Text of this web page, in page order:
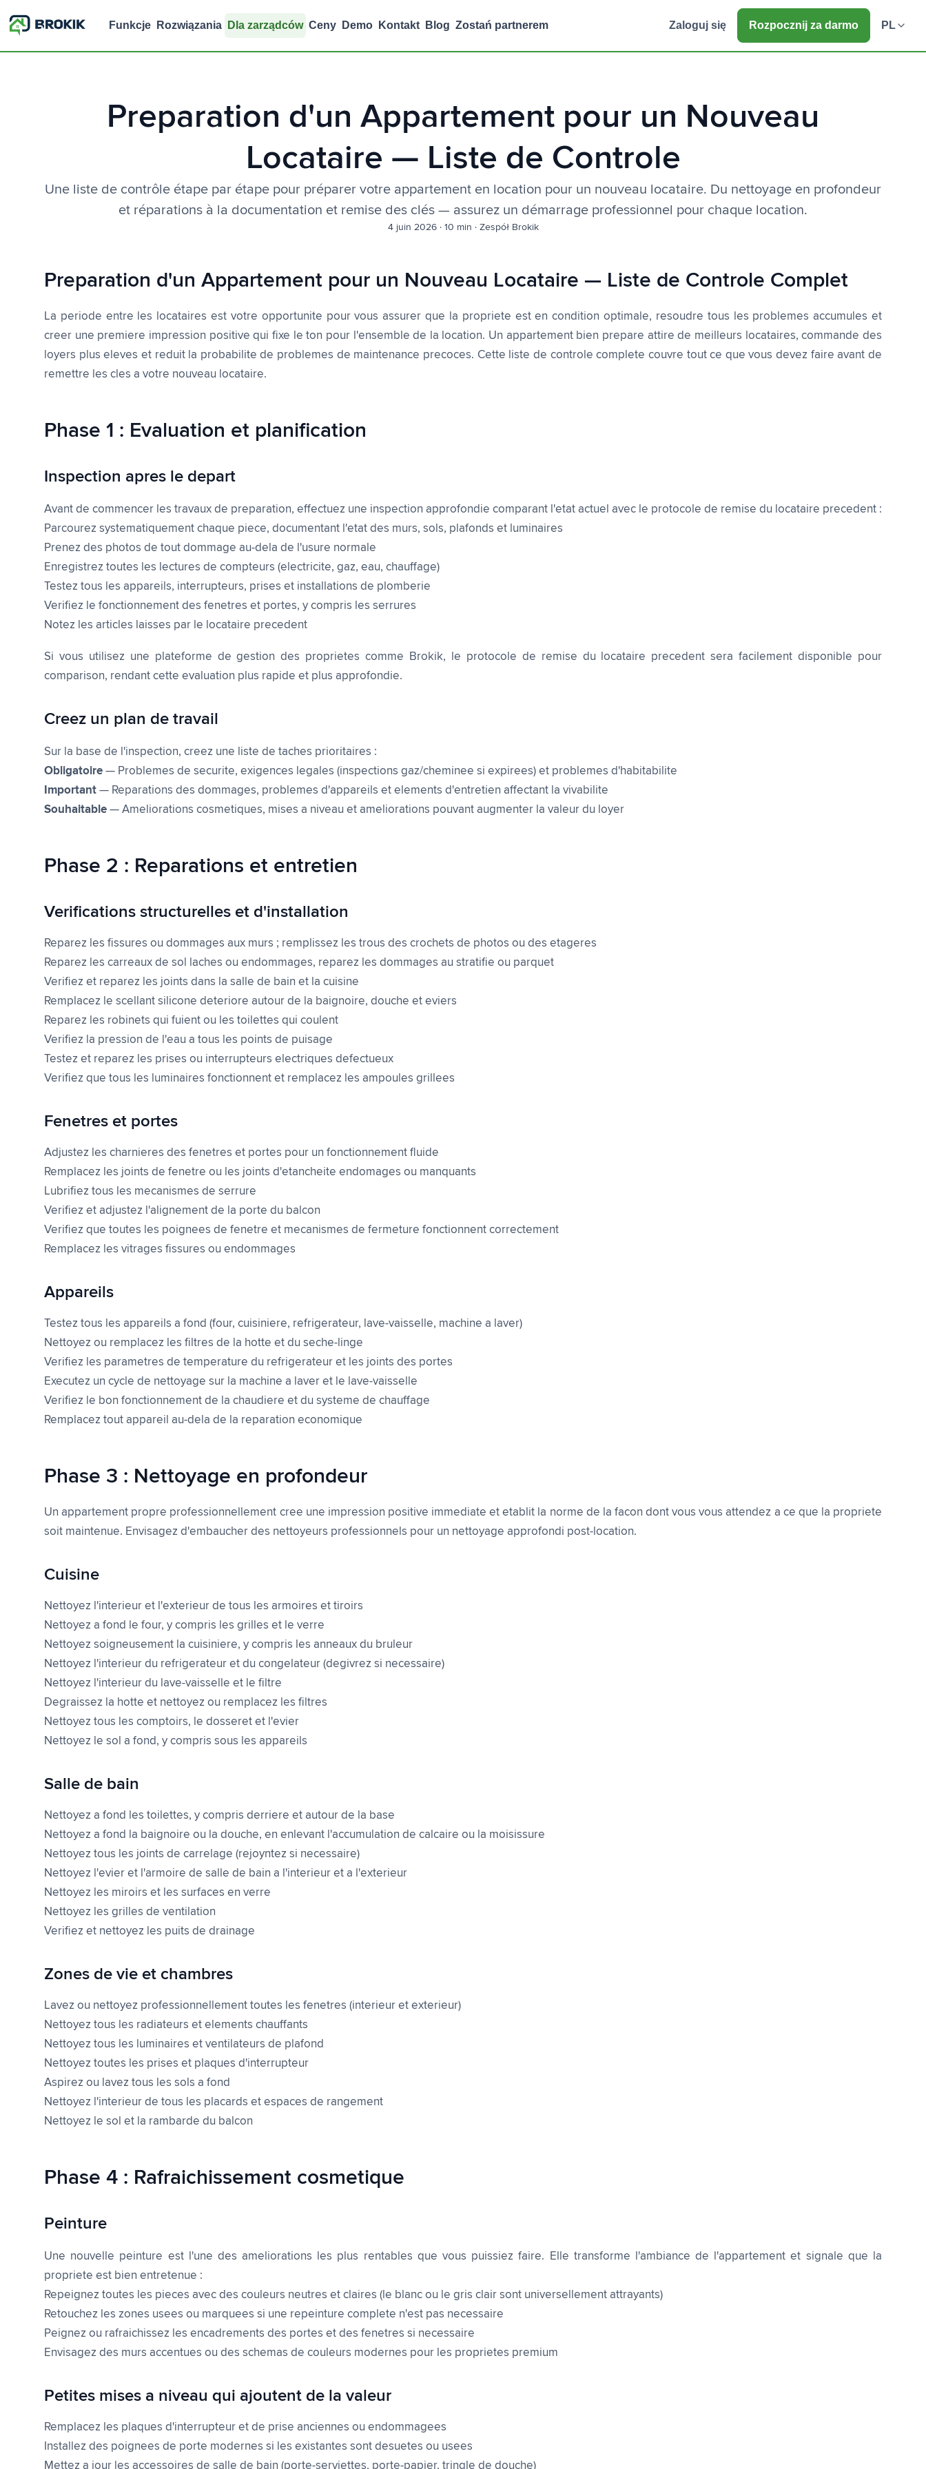
Funkcje Rozwiązania Dla zarządców Ceny Demo Kontakt Blog Zostań partnerem Zaloguj się Rozpocznij za darmo PL
Preparation d'un Appartement pour un Nouveau
Locataire — Liste de Controle
Une liste de contrôle étape par étape pour préparer votre appartement en location pour un nouveau locataire. Du nettoyage en profondeur
et réparations à la documentation et remise des clés — assurez un démarrage professionnel pour chaque location.
4 juin 2026· 10 min · Zespół Brokik
Preparation d'un Appartement pour un Nouveau Locataire — Liste de Controle Complet
La periode entre les locataires est votre opportunite pour vous assurer que la propriete est en condition optimale, resoudre tous les problemes accumules et
creer une premiere impression positive qui fixe le ton pour l'ensemble de la location. Un appartement bien prepare attire de meilleurs locataires, commande des
loyers plus eleves et reduit la probabilite de problemes de maintenance precoces. Cette liste de controle complete couvre tout ce que vous devez faire avant de
remettre les cles a votre nouveau locataire.
Phase 1 : Evaluation et planification
Inspection apres le depart
Avant de commencer les travaux de preparation, effectuez une inspection approfondie comparant l'etat actuel avec le protocole de remise du locataire precedent :
Parcourez systematiquement chaque piece, documentant l'etat des murs, sols, plafonds et luminaires
Prenez des photos de tout dommage au-dela de l'usure normale
Enregistrez toutes les lectures de compteurs (electricite, gaz, eau, chauffage)
Testez tous les appareils, interrupteurs, prises et installations de plomberie
Verifiez le fonctionnement des fenetres et portes, y compris les serrures
Notez les articles laisses par le locataire precedent
Si vous utilisez une plateforme de gestion des proprietes comme Brokik, le protocole de remise du locataire precedent sera facilement disponible pour
comparison, rendant cette evaluation plus rapide et plus approfondie.
Creez un plan de travail
Sur la base de l'inspection, creez une liste de taches prioritaires :
Obligatoire — Problemes de securite, exigences legales (inspections gaz/cheminee si expirees) et problemes d'habitabilite
Important — Reparations des dommages, problemes d'appareils et elements d'entretien affectant la vivabilite
Souhaitable — Ameliorations cosmetiques, mises a niveau et ameliorations pouvant augmenter la valeur du loyer
Phase 2 : Reparations et entretien
Verifications structurelles et d'installation
Reparez les fissures ou dommages aux murs ; remplissez les trous des crochets de photos ou des etageres
Reparez les carreaux de sol laches ou endommages, reparez les dommages au stratifie ou parquet
Verifiez et reparez les joints dans la salle de bain et la cuisine
Remplacez le scellant silicone deteriore autour de la baignoire, douche et eviers
Reparez les robinets qui fuient ou les toilettes qui coulent
Verifiez la pression de l'eau a tous les points de puisage
Testez et reparez les prises ou interrupteurs electriques defectueux
Verifiez que tous les luminaires fonctionnent et remplacez les ampoules grillees
Fenetres et portes
Adjustez les charnieres des fenetres et portes pour un fonctionnement fluide
Remplacez les joints de fenetre ou les joints d'etancheite endomages ou manquants
Lubrifiez tous les mecanismes de serrure
Verifiez et adjustez l'alignement de la porte du balcon
Verifiez que toutes les poignees de fenetre et mecanismes de fermeture fonctionnent correctement
Remplacez les vitrages fissures ou endommages
Appareils
Testez tous les appareils a fond (four, cuisiniere, refrigerateur, lave-vaisselle, machine a laver)
Nettoyez ou remplacez les filtres de la hotte et du seche-linge
Verifiez les parametres de temperature du refrigerateur et les joints des portes
Executez un cycle de nettoyage sur la machine a laver et le lave-vaisselle
Verifiez le bon fonctionnement de la chaudiere et du systeme de chauffage
Remplacez tout appareil au-dela de la reparation economique
Phase 3 : Nettoyage en profondeur
Un appartement propre professionnellement cree une impression positive immediate et etablit la norme de la facon dont vous vous attendez a ce que la propriete
soit maintenue. Envisagez d'embaucher des nettoyeurs professionnels pour un nettoyage approfondi post-location.
Cuisine
Nettoyez l'interieur et l'exterieur de tous les armoires et tiroirs
Nettoyez a fond le four, y compris les grilles et le verre
Nettoyez soigneusement la cuisiniere, y compris les anneaux du bruleur
Nettoyez l'interieur du refrigerateur et du congelateur (degivrez si necessaire)
Nettoyez l'interieur du lave-vaisselle et le filtre
Degraissez la hotte et nettoyez ou remplacez les filtres
Nettoyez tous les comptoirs, le dosseret et l'evier
Nettoyez le sol a fond, y compris sous les appareils
Salle de bain
Nettoyez a fond les toilettes, y compris derriere et autour de la base
Nettoyez a fond la baignoire ou la douche, en enlevant l'accumulation de calcaire ou la moisissure
Nettoyez tous les joints de carrelage (rejoyntez si necessaire)
Nettoyez l'evier et l'armoire de salle de bain a l'interieur et a l'exterieur
Nettoyez les miroirs et les surfaces en verre
Nettoyez les grilles de ventilation
Verifiez et nettoyez les puits de drainage
Zones de vie et chambres
Lavez ou nettoyez professionnellement toutes les fenetres (interieur et exterieur)
Nettoyez tous les radiateurs et elements chauffants
Nettoyez tous les luminaires et ventilateurs de plafond
Nettoyez toutes les prises et plaques d'interrupteur
Aspirez ou lavez tous les sols a fond
Nettoyez l'interieur de tous les placards et espaces de rangement
Nettoyez le sol et la rambarde du balcon
Phase 4 : Rafraichissement cosmetique
Peinture
Une nouvelle peinture est l'une des ameliorations les plus rentables que vous puissiez faire. Elle transforme l'ambiance de l'appartement et signale que la
propriete est bien entretenue :
Repeignez toutes les pieces avec des couleurs neutres et claires (le blanc ou le gris clair sont universellement attrayants)
Retouchez les zones usees ou marquees si une repeinture complete n'est pas necessaire
Peignez ou rafraichissez les encadrements des portes et des fenetres si necessaire
Envisagez des murs accentues ou des schemas de couleurs modernes pour les proprietes premium
Petites mises a niveau qui ajoutent de la valeur
Remplacez les plaques d'interrupteur et de prise anciennes ou endommagees
Installez des poignees de porte modernes si les existantes sont desuetes ou usees
Mettez a jour les accessoires de salle de bain (porte-serviettes, porte-papier, tringle de douche)